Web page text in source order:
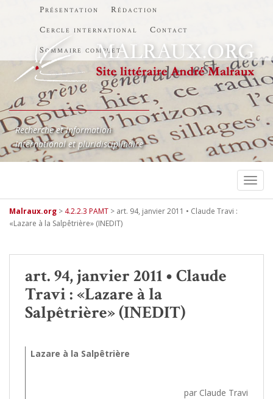
Présentation
Rédaction
Cercle international
Contact
Sommaire complet
Recherche et information
International et pluridisciplinaire
Malraux.org > 4.2.2.3 PAMT > art. 94, janvier 2011 • Claude Travi :
«Lazare à la Salpêtrière» (INEDIT)
art. 94, janvier 2011 • Claude
Travi : «Lazare à la
Salpêtrière» (INEDIT)
Lazare à la Salpêtrière
par Claude Travi